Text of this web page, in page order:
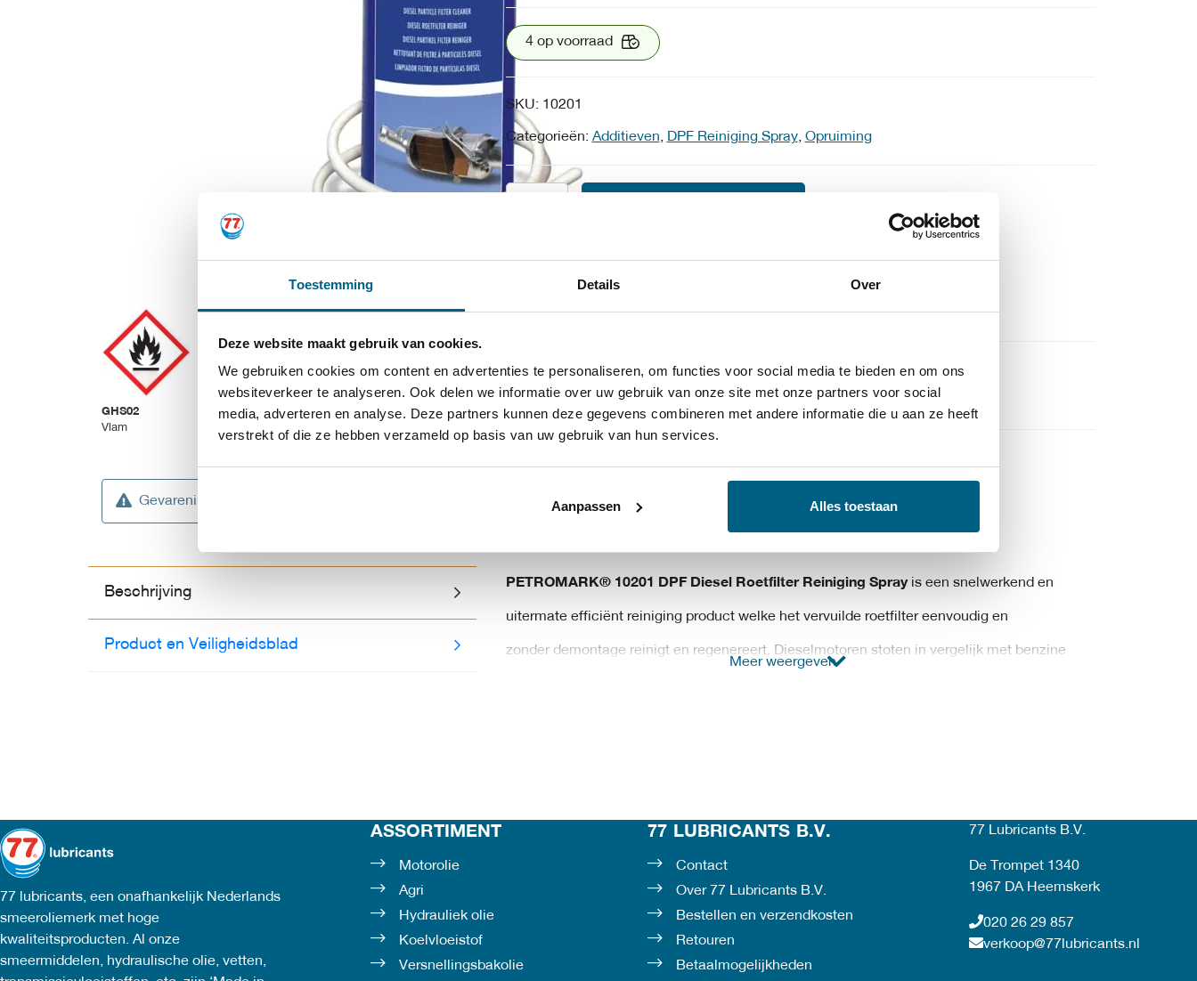
Toestemming Details Over
Deze website maakt gebruik van cookies.
We gebruiken cookies om content en advertenties te personaliseren, om functies voor social media te bieden en om ons
websiteverkeer te analyseren. Ook delen we informatie over uw gebruik van onze site met onze partners voor social
media, adverteren en analyse. Deze partners kunnen deze gegevens combineren met andere informatie die u aan ze heeft
verstrekt of die ze hebben verzameld op basis van uw gebruik van hun services.
Aanpassen Alles toestaan
GHS02
Vlam
GHS05
Corrosie
Gevareninformatie
4 op voorraad
SKU: 10201
Categorieën: Additieven, DPF Reiniging Spray, Opruiming
SKU:10201
Categorieën: Additieven, DPF Reiniging Spray, Opruiming
Beschrijving
Product en Veiligheidsblad
PETROMARK® 10201 DPF Diesel Roetfilter Reiniging Sprayis een snelwerkend en
uitermate efficiënt reiniging product welke het vervuilde roetfilter eenvoudig en
zonder demontage reinigt en regenereert. Dieselmotoren stoten in vergelijk met benzine
het filter kunnen en het motorvermogen sterk afneemt.
Het is dus van belang dat het roetfilter regelmatig gereinigd wordt. Een uiterst doeltreffende
methode om dit probleem te voorkomen en/of te verhelpen is het reinigen van het roetfilter
met de Petromark® 10201 DPF Diesel Roetfilter Reiniging Spray. Door de toepassing van
Meer weergeven
77 lubricants, een onafhankelijk Nederlands
smeeroliemerk met hoge
kwaliteitsproducten. Al onze
smeermiddelen, hydraulische olie, vetten,
ASSORTIMENT
Motorolie
Agri
Hydrauliek olie
Koelvloeistof
Versnellingsbakolie
77 LUBRICANTS B.V.
Contact
Over 77 Lubricants B.V.
Bestellen en verzendkosten
Retouren
Betaalmogelijkheden
77 Lubricants B.V.
De Trompet 1340
1967 DA Heemskerk
020 26 29 857
verkoop@77lubricants.nl